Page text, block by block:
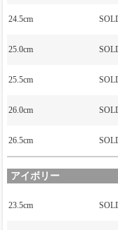
24.5cm
25.0cm
25.5cm
26.0cm
26.5cm
アイボリー
23.5cm